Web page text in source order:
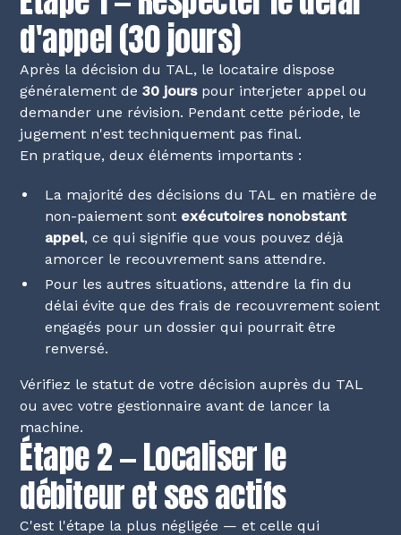
d'appel (30 jours)
Après la décision du TAL, le locataire dispose
généralement de30 jourspour interjeter appel ou
demander une révision. Pendant cette période, le
jugement n'est techniquement pas final.
En pratique, deux éléments importants :
La majorité des décisions du TAL en matière de
non-paiement sont exécutoires nonobstant
appel, ce qui signifie que vous pouvez déjà
amorcer le recouvrement sans attendre.
Pour les autres situations, attendre la fin du
délai évite que des frais de recouvrement soient
engagés pour un dossier qui pourrait être
renversé.
Vérifiez le statut de votre décision auprès du TAL
ou avec votre gestionnaire avant de lancer la
machine.
Étape 2 — Localiser le
débiteur et ses actifs
C'est l'étape la plus négligée — et celle qui